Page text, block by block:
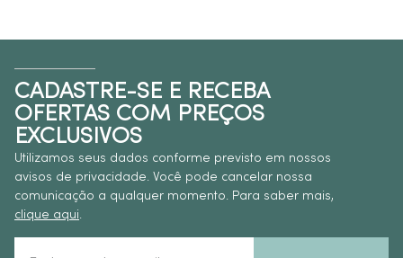
CADASTRE-SE E RECEBA
OFERTAS COM PREÇOS
EXCLUSIVOS
Utilizamos seus dados conforme previsto em nossos
avisos de privacidade. Você pode cancelar nossa
comunicação a qualquer momento. Para saber mais,
clique aqui.